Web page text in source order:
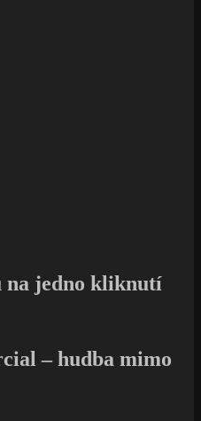
na jedno kliknutí
– hudba mimo